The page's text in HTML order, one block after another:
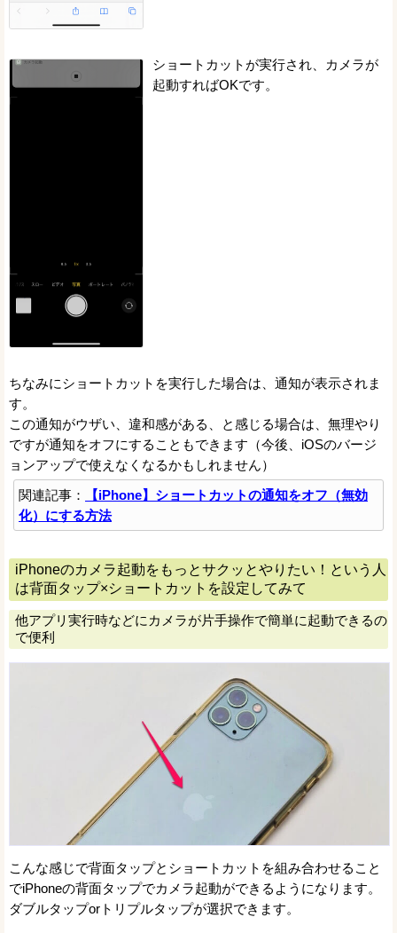
ショートカットが実行され、カメラが
起動すればOKです。
ちなみにショートカットを実行した場合は、通知が表示されま
す。
この通知がウザい、違和感がある、と感じる場合は、無理やり
ですが通知をオフにすることもできます（今後、iOSのバージ
ョンアップで使えなくなるかもしれません）
関連記事：
【iPhone】ショートカットの通知をオフ（無効
化）にする方法
iPhoneのカメラ起動をもっとサクッとやりたい！という人
は背面タップ×ショートカットを設定してみて
他アプリ実行時などにカメラが片手操作で簡単に起動できるの
で便利
こんな感じで背面タップとショートカットを組み合わせること
でiPhoneの背面タップでカメラ起動ができるようになります。
ダブルタップorトリプルタップが選択できます。